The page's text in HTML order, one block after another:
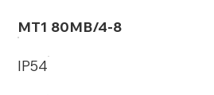
MT1 80MB/4-8
IP54